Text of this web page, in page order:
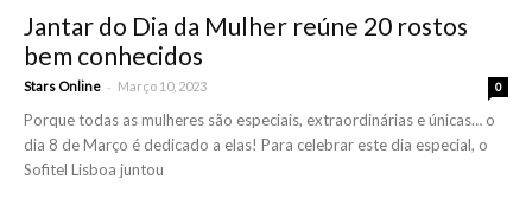
Jantar do Dia da Mulher reúne 20 rostos
bem conhecidos
Stars Online - Março 10, 2023 0
Porque todas as mulheres são especiais, extraordinárias e únicas… o
dia 8 de Março é dedicado a elas! Para celebrar este dia especial, o
Sofitel Lisboa juntou